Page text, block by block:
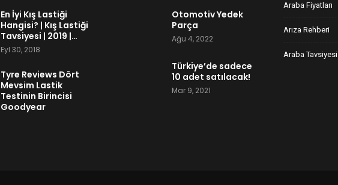
En İyi Kış Lastiği
Hangisi? | Kış Lastiği
Tavsiyesi | 2019 |…
Eyl 30, 2018
Tyre Reviews Dört
Mevsim Lastik
Testinin Birincisi
Goodyear
Otomotiv Yedek
Parça
Ağu 4, 2022
Türkiye’de sadece
10 adet satılacak!
Mar 9, 2021
Araba Fiyatları
Arıza Rehberi
Araba Tavsiyesi